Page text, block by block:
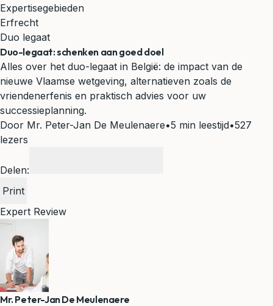
Expertisegebieden
Erfrecht
Duo legaat
Duo-legaat: schenken aan goed doel
Alles over het duo-legaat in België: de impact van de
nieuwe Vlaamse wetgeving, alternatieven zoals de
vriendenerfenis en praktisch advies voor uw
successieplanning.
Door Mr. Peter-Jan De Meulenaere•5 min leestijd•527
lezers
Delen:
Print
Expert Review
Mr. Peter-Jan De Meulenaere